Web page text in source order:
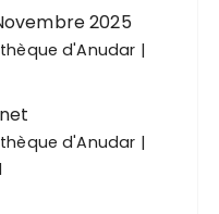
2025
d'Anudar
d'Anudar